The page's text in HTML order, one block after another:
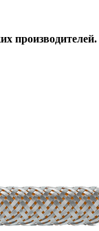
производителей.